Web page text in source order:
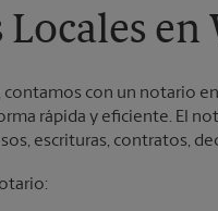
en
contamos con un notario
rápida y eficiente. El
escrituras, contratos,